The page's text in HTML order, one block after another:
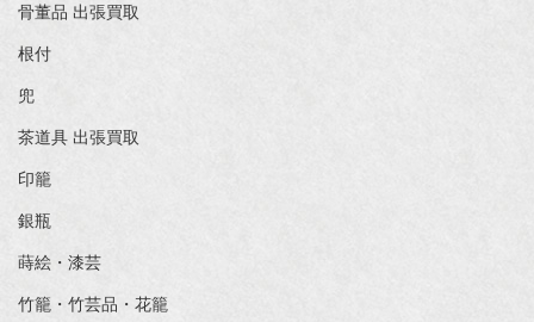
骨董品 出張買取
根付
兜
茶道具 出張買取
印籠
銀瓶
蒔絵・漆芸
竹籠・竹芸品・花籠